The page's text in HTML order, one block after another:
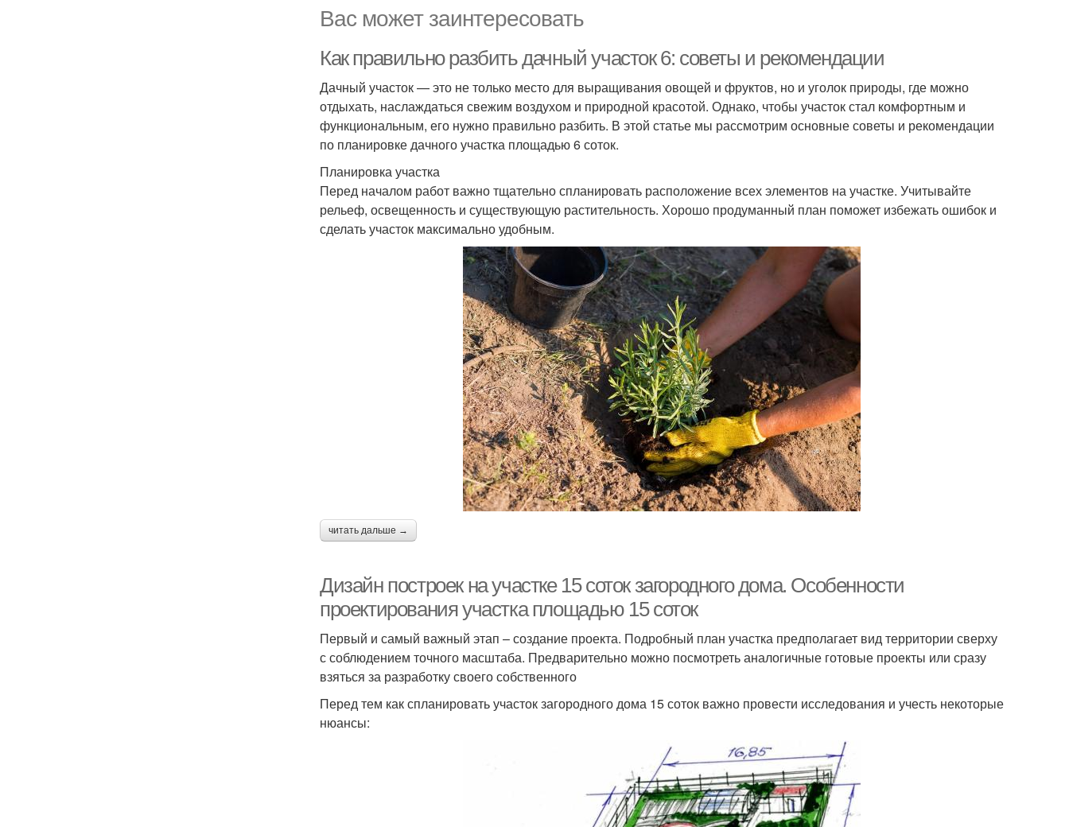
Вас может заинтересовать
Как правильно разбить дачный участок 6: советы и рекомендации
Дачный участок — это не только место для выращивания овощей и фруктов, но и уголок природы, где можно
отдыхать, наслаждаться свежим воздухом и природной красотой. Однако, чтобы участок стал комфортным и
функциональным, его нужно правильно разбить. В этой статье мы рассмотрим основные советы и рекомендации
по планировке дачного участка площадью 6 соток.
Планировка участка
Перед началом работ важно тщательно спланировать расположение всех элементов на участке. Учитывайте
рельеф, освещенность и существующую растительность. Хорошо продуманный план поможет избежать ошибок и
сделать участок максимально удобным.
читать дальше →
Дизайн построек на участке 15 соток загородного дома. Особенности
проектирования участка площадью 15 соток
Первый и самый важный этап – создание проекта. Подробный план участка предполагает вид территории сверху
с соблюдением точного масштаба. Предварительно можно посмотреть аналогичные готовые проекты или сразу
взяться за разработку своего собственного
Перед тем как спланировать участок загородного дома 15 соток важно провести исследования и учесть некоторые
нюансы: